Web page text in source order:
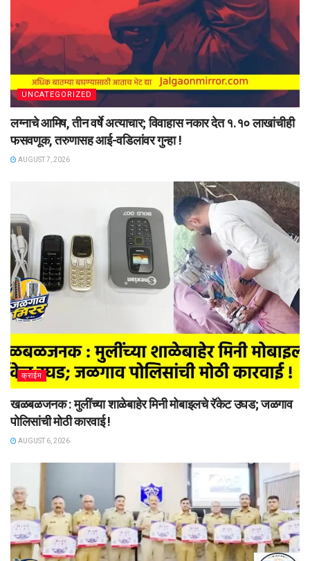
UNCATEGORIZED
लग्नाचे आमिष, तीन वर्षे अत्याचार; विवाहास नकार देत १.१० लाखांचीही
फसवणूक, तरुणासह आई-वडिलांवर गुन्हा !
AUGUST 7, 2026
क्राईम
खळबळजनक : मुलींच्या शाळेबाहेर मिनी मोबाइलचे रॅकेट उघड; जळगाव
पोलिसांची मोठी कारवाई !
AUGUST 6, 2026